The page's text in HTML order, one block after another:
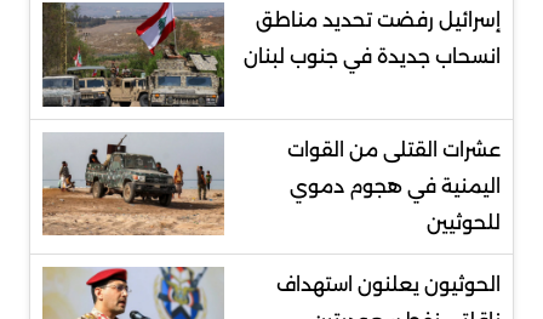
إسرائيل رفضت تحديد مناطق
انسحاب جديدة في جنوب لبنان
عشرات القتلى من القوات
اليمنية في هجوم دموي
للحوثيين
الحوثيون يعلنون استهداف